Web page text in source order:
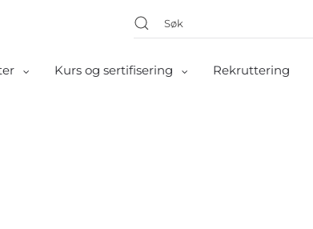
Kurs og sertifisering Rekruttering